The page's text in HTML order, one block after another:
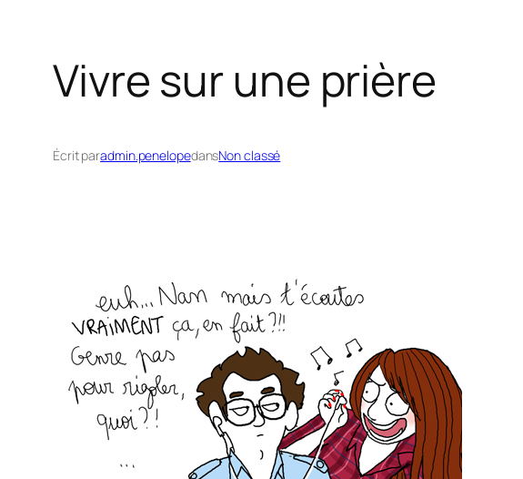
Vivre sur une prière
Écrit paradmin.penelopedansNon classé